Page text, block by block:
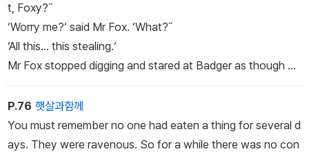
t, Foxy?˝
‘Worry me?‘ said Mr Fox. ‘What?˝
‘All this... this stealing.‘
Mr Fox stopped digging and stared at Badger as though he
had gone completely dotty. ‘My dear old furry frump,‘ he s
aid, ‘do you know anyone in the whole world who wouldn‘t
swipe a few chickens if his children were starving to deat
h?˝
P.76 햇살과함께
You must remember no one had eaten a thing for several d
ays. They were ravenous. So for a while there was no con